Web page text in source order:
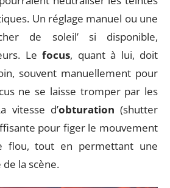
Un réglage manuel ou une
de soleil’ si disponible,
Le focus, quant à lui, doit
souvent manuellement pour
ne se laisse tromper par les
vitesse d’obturation (shutter
pour figer le mouvement
flou, tout en permettant une
la scène.